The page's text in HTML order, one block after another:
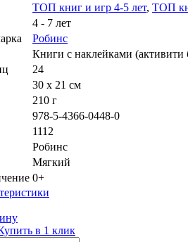
ТОП книг и игр 4-5 лет, ТОП
4 - 7 лет
Робинс
Книги с наклейками (активити
24
30 х 21 см
210 г
978-5-4366-0448-0
1112
Робинс
Мягкий
0+
в 1 клик